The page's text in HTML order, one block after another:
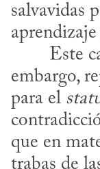
salvavidas
embargo,
para el
que en
trabas de